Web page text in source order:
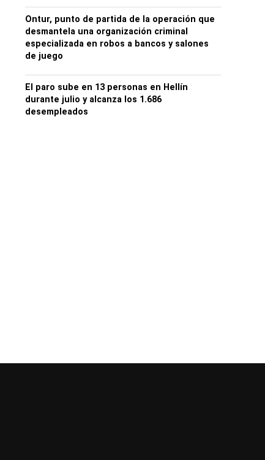
Ontur, punto de partida de la operación que
desmantela una organización criminal
especializada en robos a bancos y salones
de juego
El paro sube en 13 personas en Hellín
durante julio y alcanza los 1.686
desempleados